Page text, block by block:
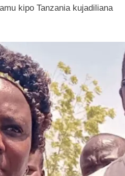
kipo Tanzania kujadiliana